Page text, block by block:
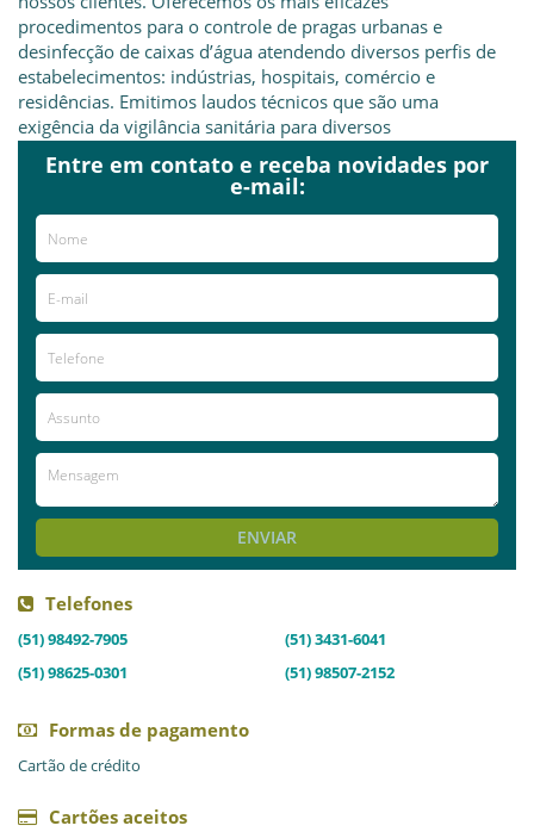
procedimentos para o controle de pragas urbanas e
desinfecção de caixas d’água atendendo diversos perfis de
estabelecimentos: indústrias, hospitais, comércio e
residências. Emitimos laudos técnicos que são uma
exigência da vigilância sanitária para diversos
estabelecimentos garantindo a conformidade do local em
termos leis e normas de saneamento.
Nossa equipe é formada por profissionais qualificados que
sempre estão em treinamento/desenvolvimento
conhecendo produtos, ferramentas de trabalho e formas de
desenvolver os serviços com segurança e qualidade
Já visitou este local?aproveite e deixe sua avaliação!
Avaliações
Entre em contato e receba novidades por
e-mail:
ENVIAR
Telefones
(51) 98492-7905
(51) 3431-6041
(51) 98625-0301
(51) 98507-2152
Formas de pagamento
Cartão de crédito
Cartões aceitos